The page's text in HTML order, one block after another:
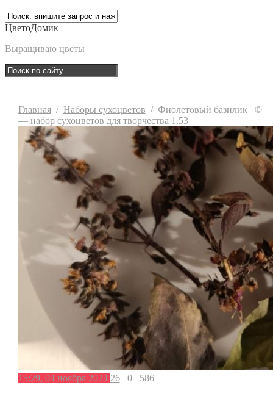
ЦветоДомик
Выращиваю цветы
Главная/ Наборы сухоцветов / Фиолетовый базилик
— набор сухоцветов для творчества 1.53
15:29, 04 ноября 2024 26 0 586
©